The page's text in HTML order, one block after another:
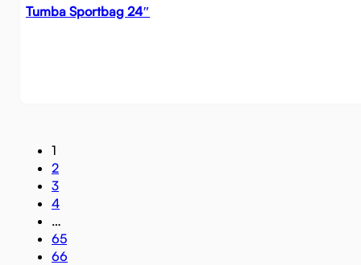
Tumba Sportbag 24″
1
2
3
4
…
65
66